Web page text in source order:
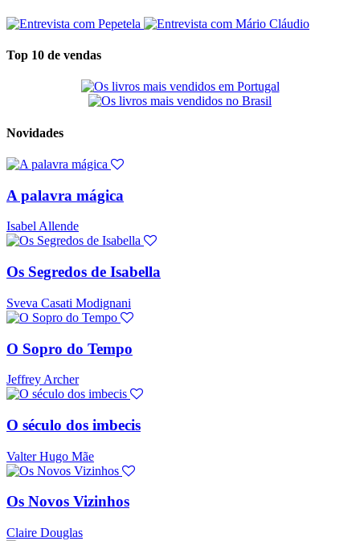
Top 10 de vendas
Novidades
A palavra mágica
Isabel Allende
Os Segredos de Isabella
Sveva Casati Modignani
O Sopro do Tempo
Jeffrey Archer
O século dos imbecis
Valter Hugo Mãe
Os Novos Vizinhos
Claire Douglas